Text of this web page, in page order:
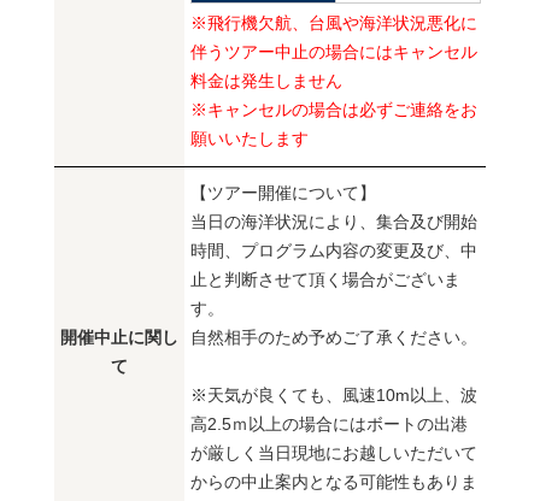
※飛行機欠航、台風や海洋状況悪化に
伴うツアー中止の場合にはキャンセル
料金は発生しません
※キャンセルの場合は必ずご連絡をお
願いいたします
開催中止に関し
て
【ツアー開催について】
当日の海洋状況により、集合及び開始
時間、プログラム内容の変更及び、中
止と判断させて頂く場合がございま
す。
自然相手のため予めご了承ください。
※天気が良くても、風速10m以上、波
高2.5ｍ以上の場合にはボートの出港
が厳しく当日現地にお越しいただいて
からの中止案内となる可能性もありま